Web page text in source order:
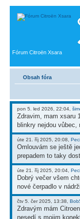
Fórum Citroën Xsara
Obsah fóra
pon 5. led 2026, 22:04,
Zdravim, mam xsaru
blinkry nejdou vůbec,
úte 21. říj 2025, 20:08,
Omlouvám se ještě
prepadem to taky
úte 21. říj 2025, 20:04,
Dobrý večer všem
nové čerpadlo v
čtv 5. čer 2025, 13:38,
Zdravým mám
nesedí s mojim